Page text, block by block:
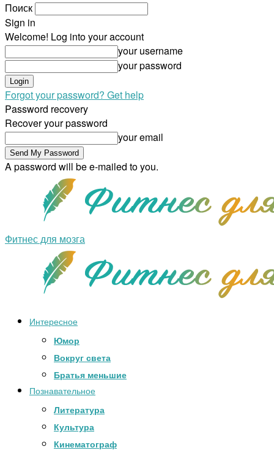
Поиск
Sign in
Welcome! Log into your account
your username
your password
Forgot your password? Get help
Password recovery
Recover your password
your email
A password will be e-mailed to you.
Фитнес для мозга
Интересное
Юмор
Вокруг света
Братья меньшие
Познавательное
Литература
Культура
Кинематограф